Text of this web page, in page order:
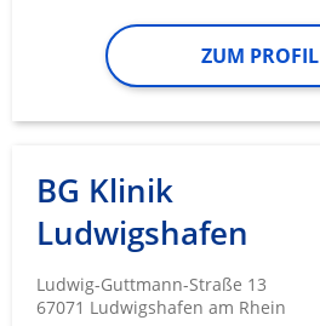
ZUM PROFIL
BG Klinik
Ludwigshafen
Ludwig-Guttmann-Straße 13
67071 Ludwigshafen am Rhein